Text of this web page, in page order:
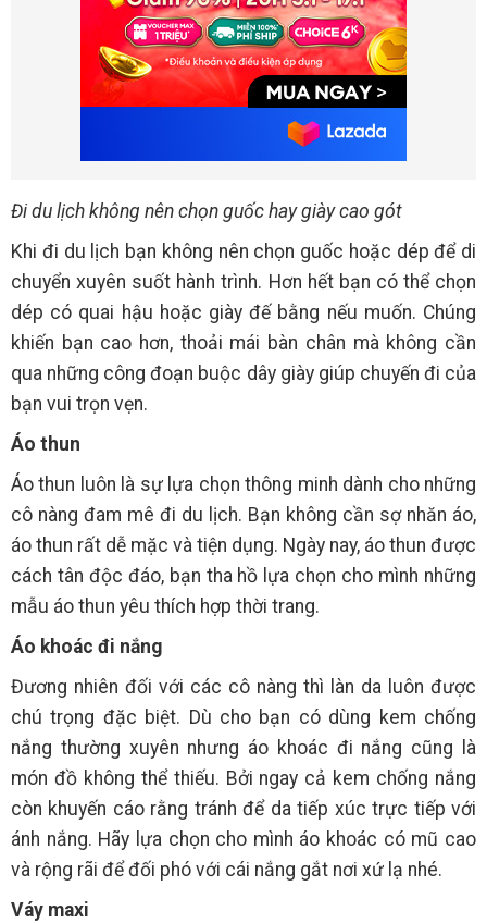
Đi du lịch không nên chọn guốc hay giày cao gót
Khi đi du lịch bạn không nên chọn guốc hoặc dép để di
chuyển xuyên suốt hành trình. Hơn hết bạn có thể chọn
dép có quai hậu hoặc giày đế bằng nếu muốn. Chúng
khiến bạn cao hơn, thoải mái bàn chân mà không cần
qua những công đoạn buộc dây giày giúp chuyến đi của
bạn vui trọn vẹn.
Áo thun
Áo thun luôn là sự lựa chọn thông minh dành cho những
cô nàng đam mê đi du lịch. Bạn không cần sợ nhăn áo,
áo thun rất dễ mặc và tiện dụng. Ngày nay, áo thun được
cách tân độc đáo, bạn tha hồ lựa chọn cho mình những
mẫu áo thun yêu thích hợp thời trang.
Áo khoác đi nắng
Đương nhiên đối với các cô nàng thì làn da luôn được
chú trọng đặc biệt. Dù cho bạn có dùng kem chống
nắng thường xuyên nhưng áo khoác đi nắng cũng là
món đồ không thể thiếu. Bởi ngay cả kem chống nắng
còn khuyến cáo rằng tránh để da tiếp xúc trực tiếp với
ánh nắng. Hãy lựa chọn cho mình áo khoác có mũ cao
và rộng rãi để đối phó với cái nắng gắt nơi xứ lạ nhé.
Váy maxi